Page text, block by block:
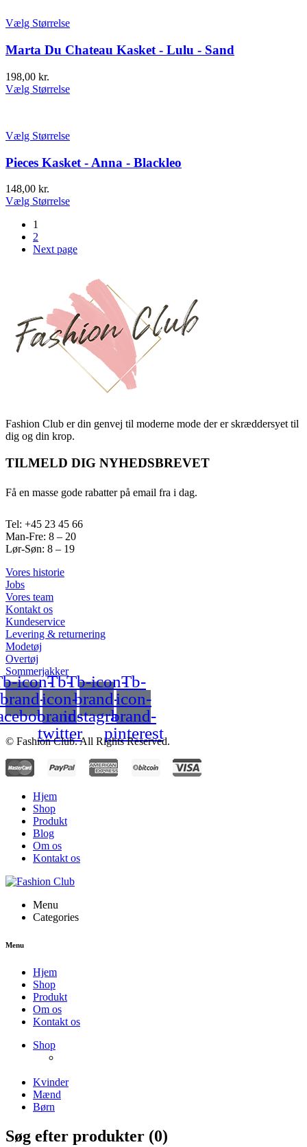
Vælg Størrelse
Marta Du Chateau Kasket - Lulu - Sand
198,00 kr.
Vælg Størrelse
Vælg Størrelse
Pieces Kasket - Anna - Blackleo
148,00 kr.
Vælg Størrelse
1
2
Next page
Fashion Club er din genvej til moderne mode der er skræddersyet til
dig og din krop.
TILMELD DIG NYHEDSBREVET
Få en masse gode rabatter på email fra i dag.
Tel: +45 23 45 66
Man-Fre: 8 – 20
Lør-Søn: 8 – 19
Vores historie
Jobs
Vores team
Kontakt os
Kundeservice
Levering & returnering
Modetøj
Overtøj
Sommerjakker
icon-
brand-
Tb-
icon-
brand-
twitter
Tb-icon-
brand-
instagram
Tb-
icon-
brand-
pinterest
© Fashion Club. All Rights Reserved.
Hjem
Shop
Produkt
Blog
Om os
Kontakt os
Menu
Categories
Menu
Hjem
Shop
Produkt
Om os
Kontakt os
Shop
Kvinder
Mænd
Børn
Søg efter produkter (0)